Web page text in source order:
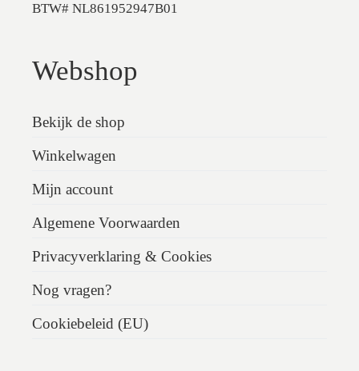
BTW# NL861952947B01
Webshop
Bekijk de shop
Winkelwagen
Mijn account
Algemene Voorwaarden
Privacyverklaring & Cookies
Nog vragen?
Cookiebeleid (EU)